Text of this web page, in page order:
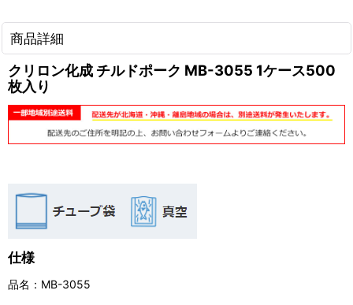
商品詳細
クリロン化成 チルドポーク MB-3055 1ケース500
枚入り
仕様
品名：MB-3055